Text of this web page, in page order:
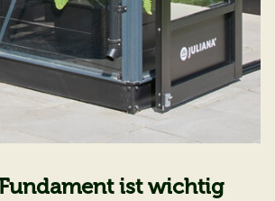
ist wichtig